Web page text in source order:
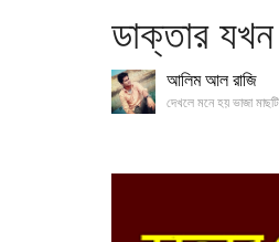
ডাক্তার
আলিম আল রাজি
দেখলে মনে হয় ভাজা